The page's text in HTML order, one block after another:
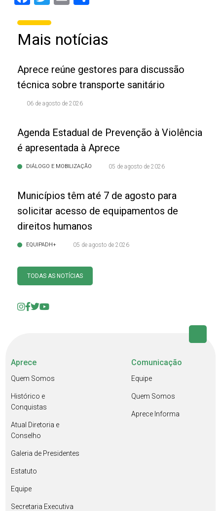
Mais notícias
Aprece reúne gestores para discussão
técnica sobre transporte sanitário
06 de agosto de 2026
Agenda Estadual de Prevenção à Violência
é apresentada à Aprece
DIÁLOGO E MOBILIZAÇÃO 05 de agosto de 2026
Municípios têm até 7 de agosto para
solicitar acesso de equipamentos de
direitos humanos
EQUIPADH+ 05 de agosto de 2026
TODAS AS NOTÍCIAS
Aprece
Quem Somos
Histórico e
Conquistas
Atual Diretoria e
Conselho
Galeria de Presidentes
Estatuto
Equipe
Secretaria Executiva
Comunicação
Equipe
Quem Somos
Aprece Informa